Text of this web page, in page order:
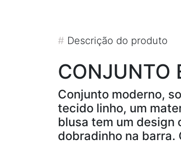
# Descrição do produto
CONJUNTO
Conjunto moderno,
tecido linho, um
blusa tem um design
dobradinho na barra.